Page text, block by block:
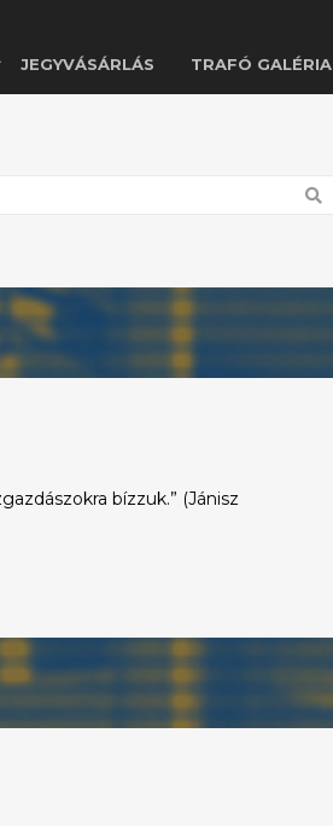
JEGYVÁSÁRLÁS TRAFÓ GALÉRIA
bízzuk.” (Jánisz